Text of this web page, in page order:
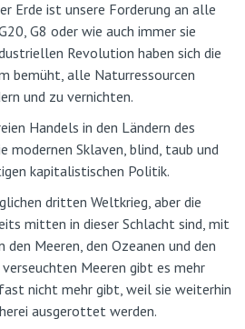
Erde ist unsere Forderung an alle
G8 oder wie auch immer sie
Revolution haben sich die
bemüht, alle Naturressourcen
und zu vernichten.
Handels in den Ländern des
modernen Sklaven, blind, taub und
kapitalistischen Politik.
dritten Weltkrieg, aber die
mitten in dieser Schlacht sind, mit
Meeren, den Ozeanen und den
Meeren gibt es mehr
nicht mehr gibt, weil sie weiterhin
ausgerottet werden.